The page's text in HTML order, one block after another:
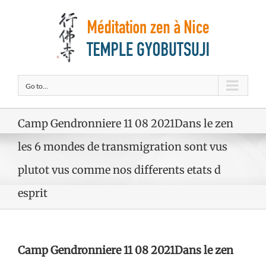
Go to...
Camp Gendronniere 11 08 2021Dans le zen
les 6 mondes de transmigration sont vus
plutot vus comme nos differents etats d
esprit
Camp Gendronniere 11 08 2021Dans le zen